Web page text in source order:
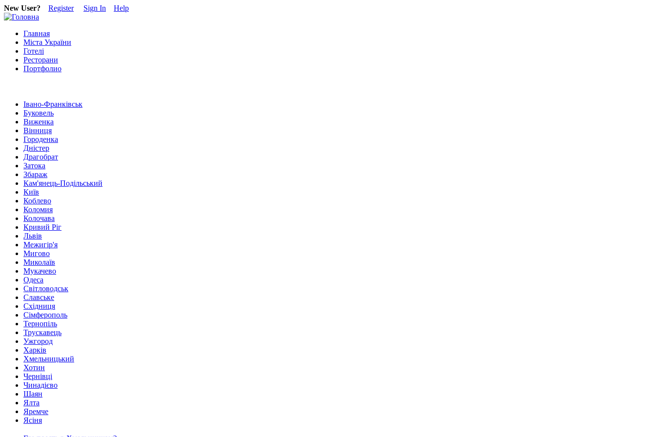
New User? Register Sign In Help
Главная
Міста України
Готелі
Ресторани
Портфолио
Івано-Франківськ
Буковель
Виженка
Вінниця
Городенка
Дністер
Драгобрат
Затока
Збараж
Кам'янець-Подільський
Київ
Коблево
Коломия
Колочава
Кривий Ріг
Львів
Межигір'я
Мигово
Миколаїв
Мукачево
Одеса
Світловодськ
Славське
Східниця
Сімферополь
Тернопіль
Трускавець
Ужгород
Харків
Хмельницький
Хотин
Чернівці
Чинадієво
Шаян
Ялта
Яремче
Ясіня